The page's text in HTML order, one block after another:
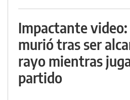
Impactante
murió tras ser
rayo mientras
partido